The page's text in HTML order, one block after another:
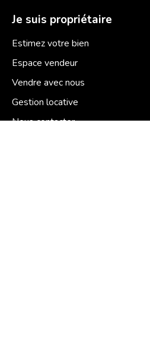
Je suis propriétaire
Estimez votre bien
Espace vendeur
Vendre avec nous
Gestion locative
Nous contacter